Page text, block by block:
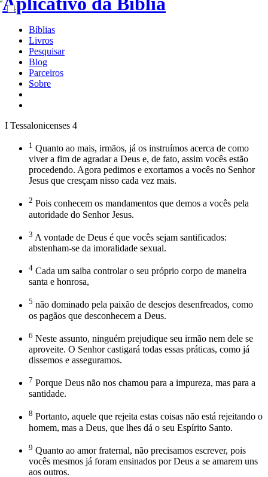
Bíblias
Livros
Pesquisar
Blog
Parceiros
Sobre
I Tessalonicenses 4
1 Quanto ao mais, irmãos, já os instruímos acerca de como
viver a fim de agradar a Deus e, de fato, assim vocês estão
procedendo. Agora pedimos e exortamos a vocês no Senhor
Jesus que cresçam nisso cada vez mais.
2 Pois conhecem os mandamentos que demos a vocês pela
autoridade do Senhor Jesus.
3 A vontade de Deus é que vocês sejam santificados:
abstenham-se da imoralidade sexual.
4 Cada um saiba controlar o seu próprio corpo de maneira
santa e honrosa,
5 não dominado pela paixão de desejos desenfreados, como
os pagãos que desconhecem a Deus.
6 Neste assunto, ninguém prejudique seu irmão nem dele se
aproveite. O Senhor castigará todas essas práticas, como já
dissemos e asseguramos.
7 Porque Deus não nos chamou para a impureza, mas para a
santidade.
8 Portanto, aquele que rejeita estas coisas não está rejeitando o
homem, mas a Deus, que lhes dá o seu Espírito Santo.
9 Quanto ao amor fraternal, não precisamos escrever, pois
vocês mesmos já foram ensinados por Deus a se amarem uns
aos outros.